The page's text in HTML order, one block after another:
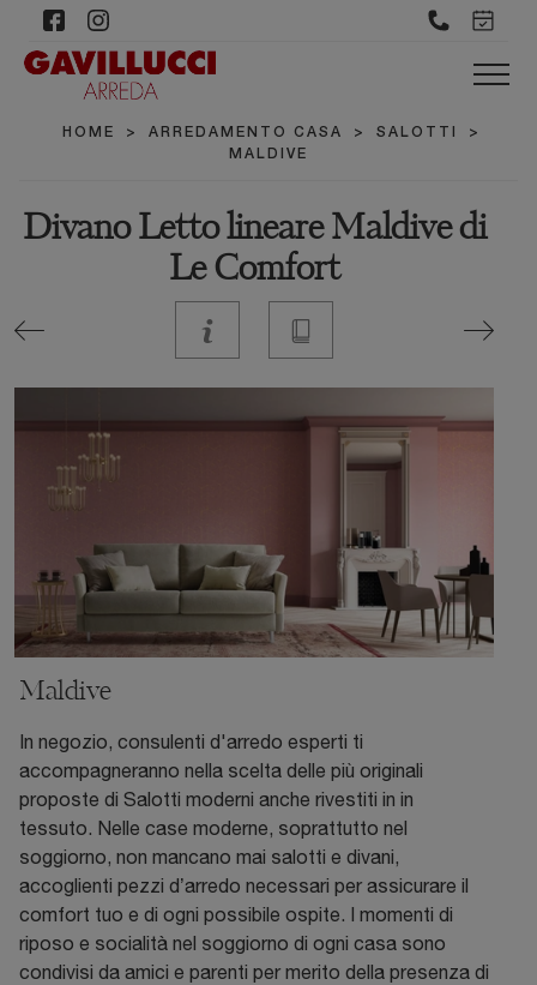
HOME > ARREDAMENTO CASA > SALOTTI
>
MALDIVE
Divano Letto lineare Maldive di
Le Comfort
Maldive
In negozio, consulenti d'arredo esperti ti
accompagneranno nella scelta delle più originali
proposte di Salotti moderni anche rivestiti in in
tessuto. Nelle case moderne, soprattutto nel
soggiorno, non mancano mai salotti e divani,
accoglienti pezzi d’arredo necessari per assicurare il
comfort tuo e di ogni possibile ospite. I momenti di
riposo e socialità nel soggiorno di ogni casa sono
condivisi da amici e parenti per merito della presenza di